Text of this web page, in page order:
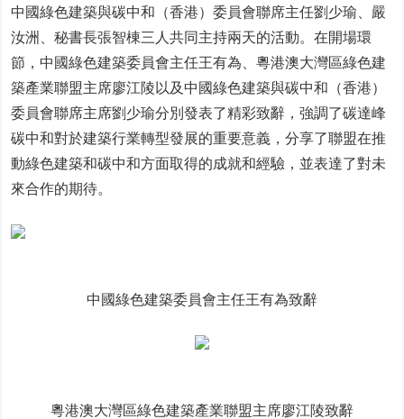
中國綠色建築與碳中和（香港）委員會聯席主任劉少瑜、嚴
汝洲、秘書長張智棟三人共同主持兩天的活動。在開場環
節，中國綠色建築委員會主任王有為、粵港澳大灣區綠色建
築產業聯盟主席廖江陵以及中國綠色建築與碳中和（香港）
委員會聯席主席劉少瑜分別發表了精彩致辭，強調了碳達峰
碳中和對於建築行業轉型發展的重要意義，分享了聯盟在推
動綠色建築和碳中和方面取得的成就和經驗，並表達了對未
來合作的期待。
中國綠色建築委員會主任王有為致辭
粵港澳大灣區綠色建築產業聯盟主席廖江陵致辭